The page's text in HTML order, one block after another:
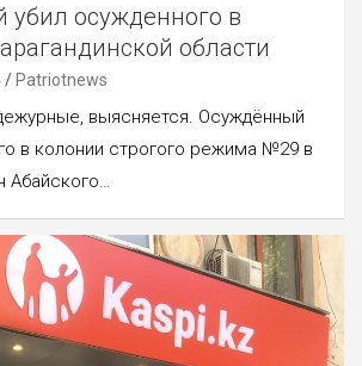
осужденного в
области
Patriotnews
выясняется. Осуждённый
в колонии строгого режима №29 в
Абайского…